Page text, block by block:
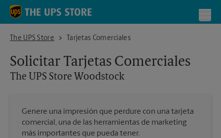
Skip to content
Return to Nav
The UPS Store
The UPS Store WoodstockTarjetas Comerciales
Solicitar Tarjetas Comerciales
The UPS Store Woodstock
Genere una impresión que perdure con una tarjeta
comercial, una de las herramientas de marketing
más importantes que pueda tener.